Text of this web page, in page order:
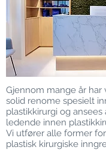
Gjennom mange år har
solid renome spesielt
plastikkirurgi og
ledende innen
Vi utfører alle former
plastisk kirurgiske